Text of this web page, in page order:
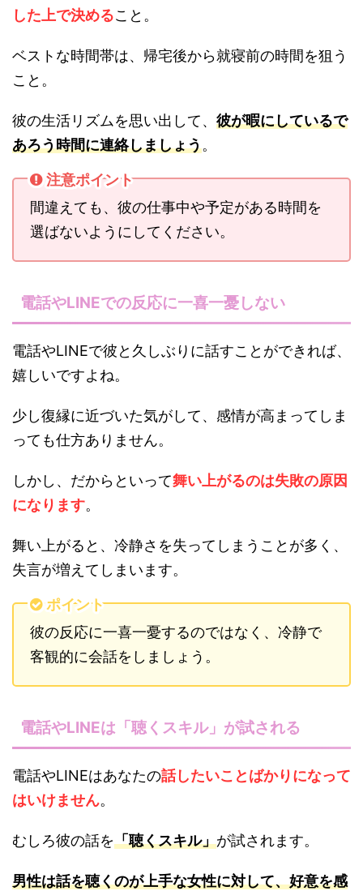
した上で決めること。
ベストな時間帯は、帰宅後から就寝前の時間を狙う
こと。
彼の生活リズムを思い出して、 彼が暇にしているで
あろう時間に連絡しましょう。
注意ポイント
間違えても、彼の仕事中や予定がある時間を
選ばないようにしてください。
電話やLINEでの反応に一喜一憂しない
電話やLINEで彼と久しぶりに話すことができれば、
嬉しいですよね。
少し復縁に近づいた気がして、感情が高まってしま
っても仕方ありません。
しかし、だからといって舞い上がるのは失敗の原因
になります。
舞い上がると、冷静さを失ってしまうことが多く、
失言が増えてしまいます。
ポイント
彼の反応に一喜一憂するのではなく、冷静で
客観的に会話をしましょう。
電話やLINEは「聴くスキル」が試される
電話やLINEはあなたの話したいことばかりになって
はいけません。
むしろ彼の話を「聴くスキル」が試されます。
男性は話を聴くのが上手な女性に対して、好意を感